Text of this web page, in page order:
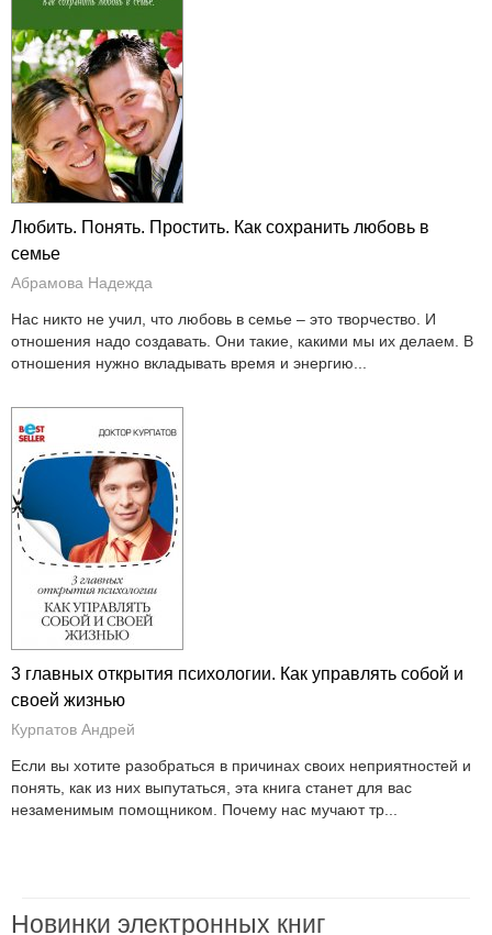
Любить. Понять. Простить. Как сохранить любовь в
семье
Абрамова Надежда
Нас никто не учил, что любовь в семье – это творчество. И
отношения надо создавать. Они такие, какими мы их делаем. В
отношения нужно вкладывать время и энергию...
3 главных открытия психологии. Как управлять собой и
своей жизнью
Курпатов Андрей
Если вы хотите разобраться в причинах своих неприятностей и
понять, как из них выпутаться, эта книга станет для вас
незаменимым помощником. Почему нас мучают тр...
Новинки электронных книг